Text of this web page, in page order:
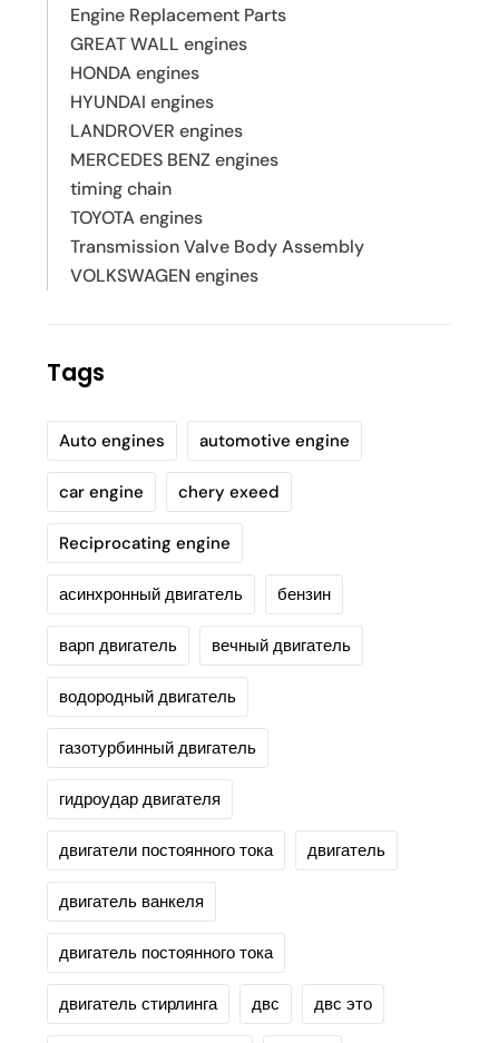
Engine Replacement Parts
GREAT WALL engines
HONDA engines
HYUNDAI engines
LANDROVER engines
MERCEDES BENZ engines
timing chain
TOYOTA engines
Transmission Valve Body Assembly
VOLKSWAGEN engines
Tags
Auto engines automotive engine
car engine chery exeed
Reciprocating engine
асинхронный двигатель бензин
варп двигатель вечный двигатель
водородный двигатель
газотурбинный двигатель
гидроудар двигателя
двигатели постоянного тока двигатель
двигатель ванкеля
двигатель постоянного тока
двигатель стирлинга двс двс это